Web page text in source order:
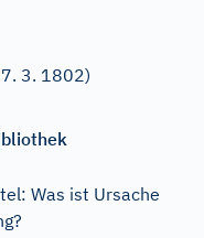
3. 1802)
Was ist Ursache